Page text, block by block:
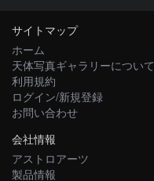
サイトマップ
ホーム
天体写真ギャラリーについて
利用規約
ログイン/新規登録
お問い合わせ
会社情報
アストロアーツ
製品情報